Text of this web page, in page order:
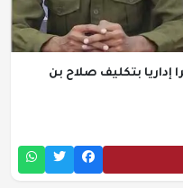
إداريا بتكليف صلاح بن